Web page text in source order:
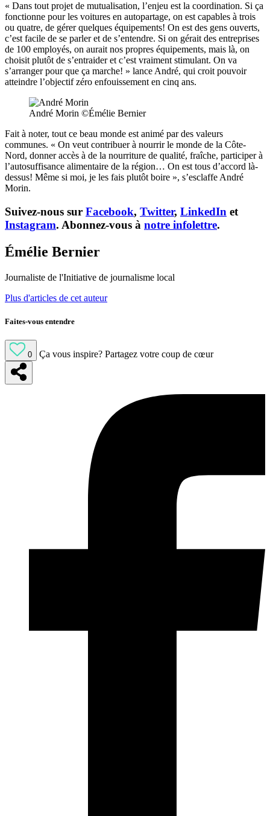
« Dans tout projet de mutualisation, l’enjeu est la coordination. Si ça
fonctionne pour les voitures en autopartage, on est capables à trois
ou quatre, de gérer quelques équipements! On est des gens ouverts,
c’est facile de se parler et de s’entendre. Si on gérait des entreprises
de 100 employés, on aurait nos propres équipements, mais là, on
choisit plutôt de s’entraider et c’est vraiment stimulant. On va
s’arranger pour que ça marche! » lance André, qui croit pouvoir
atteindre l’objectif zéro enfouissement en cinq ans.
André Morin ©Émélie Bernier
Fait à noter, tout ce beau monde est animé par des valeurs
communes. « On veut contribuer à nourrir le monde de la Côte-
Nord, donner accès à de la nourriture de qualité, fraîche, participer à
l’autosuffisance alimentaire de la région… On est tous d’accord là-
dessus! Même si moi, je les fais plutôt boire », s’esclaffe André
Morin.
Suivez-nous sur Facebook, Twitter, LinkedIn et
Instagram. Abonnez-vous à notre infolettre.
Émélie Bernier
Journaliste de l'Initiative de journalisme local
Plus d'articles de cet auteur
Faites-vous entendre
0 Ça vous inspire? Partagez votre coup de cœur